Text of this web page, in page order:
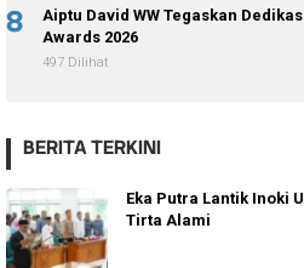
8
Aiptu David WW Tegaskan
Awards 2026
497 Dilihat
BERITA TERKINI
Eka Putra Lantik Inoki
Tirta Alami